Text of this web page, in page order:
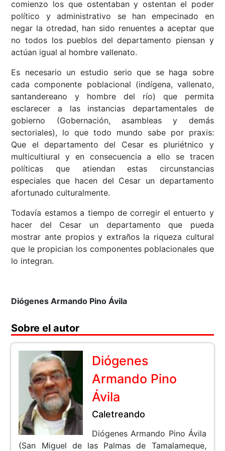
comienzo los que ostentaban y ostentan el poder
político y administrativo se han empecinado en
negar la otredad, han sido renuentes a aceptar que
no todos los pueblos del departamento piensan y
actúan igual al hombre vallenato.
Es necesario un estudio serio que se haga sobre
cada componente poblacional (indígena, vallenato,
santandereano y hombre del río) que permita
esclarecer a las instancias departamentales de
gobierno (Gobernación, asambleas y demás
sectoriales), lo que todo mundo sabe por praxis:
Que el departamento del Cesar es pluriétnico y
multicultiural y en consecuencia a ello se tracen
políticas que atiendan estas circunstancias
especiales que hacen del Cesar un departamento
afortunado culturalmente.
Todavía estamos a tiempo de corregir el entuerto y
hacer del Cesar un departamento que pueda
mostrar ante propios y extraños la riqueza cultural
que le propician los componentes poblacionales que
lo integran.
Diógenes Armando Pino Ávila
Sobre el autor
Diógenes
Armando Pino
Ávila
Caletreando
Diógenes Armando Pino Ávila
(San Miguel de las Palmas de Tamalameque,